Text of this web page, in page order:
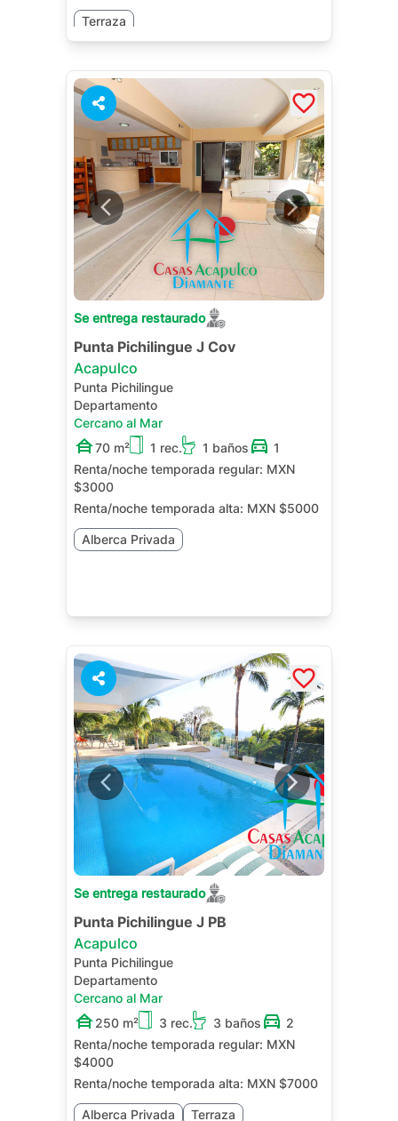
Terraza
Se entrega restaurado
Punta Pichilingue J Cov
Acapulco
Punta Pichilingue
Departamento
Cercano al Mar
70 m²
1 rec. 1 baños
1
Renta/noche temporada regular: MXN
$3000
Renta/noche temporada alta: MXN $5000
Alberca Privada
Se entrega restaurado
Punta Pichilingue J PB
Acapulco
Punta Pichilingue
Departamento
Cercano al Mar
250 m²
3 rec. 3 baños
2
Renta/noche temporada regular: MXN
$4000
Renta/noche temporada alta: MXN $7000
Alberca Privada Terraza